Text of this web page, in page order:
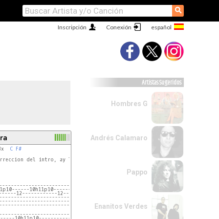
⚲
Conexión
Inscripción
que entre la letra
|
|
|
|
C F#
del intro, ay le buskan una viajadora distorsion,
|
10h11p10-------10~--------------------|
12------------12--------------------------|
|
|
|
|
Artistas Sugeridos
Hombres G
Andrés Calamaro
Pappo
Enanitos Verdes